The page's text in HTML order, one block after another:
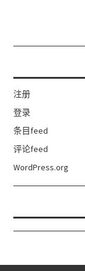
注册
登录
条目feed
评论feed
WordPress.org